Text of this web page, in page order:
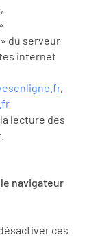
du serveur
internet
,
lecture des
navigateur
ces